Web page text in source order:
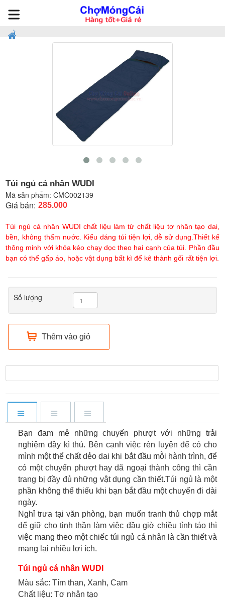
Túi ngủ cá nhân WUDI
Mã sản phẩm:CMC002139
Giá bán: 285.000
Túi ngủ cá nhân WUDI chất liệu làm từ chất liệu tơ nhân tạo dai,
bền, không thấm nước. Kiểu dáng túi tiện lợi, dễ sử dụng.Thiết kế
thông minh với khóa kéo chạy dọc theo hai cạnh của túi. Phần đầu
bạn có thể gấp áo, hoặc vật dụng bất kì để kê thành gối rất tiện lợi.
Số lượng
Thêm vào giỏ
Bạn đam mê những chuyến phượt với những trải
nghiệm đầy kì thú. Bên cạnh việc rèn luyện để có cho
mình một thể chất dẻo dai khi bắt đầu mỗi hành trình, để
có một chuyến phượt hay dã ngoại thành công thì cần
trang bị đầy đủ những vật dụng cần thiết.Túi ngủ là một
phần không thể thiếu khi bạn bắt đầu một chuyến đi dài
ngày.
Nghỉ trưa tại văn phòng, bạn muốn tranh thủ chợp mắt
để giữ cho tinh thần làm việc đầu giờ chiều tỉnh táo thì
việc mang theo một chiếc túi ngủ cá nhân là cần thiết và
mang lại nhiều lợi ích.
Túi ngủ cá nhân WUDI
Màu sắc: Tím than, Xanh, Cam
Chất liệu: Tơ nhân tạo